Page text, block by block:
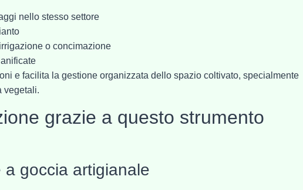
nello stesso settore
o concimazione
e facilita la gestione organizzata dello spazio coltivato, specialmente
vegetali.
grazie a questo strumento
goccia artigianale